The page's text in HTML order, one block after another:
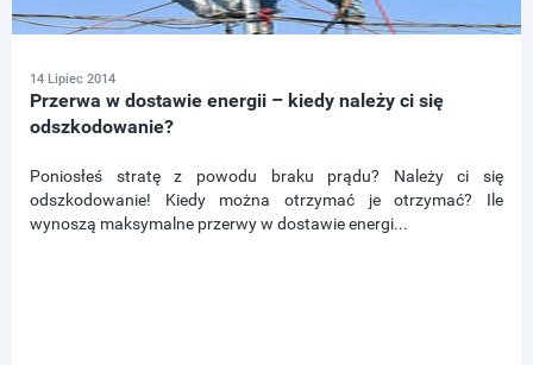
14 Lipiec 2014
Przerwa w dostawie energii – kiedy należy ci się
odszkodowanie?
Poniosłeś stratę z powodu braku prądu? Należy ci się
odszkodowanie! Kiedy można otrzymać je otrzymać? Ile
wynoszą maksymalne przerwy w dostawie energi...